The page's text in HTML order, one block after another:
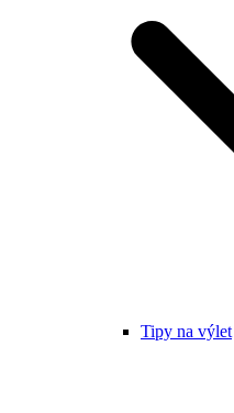
Tipy na výlet